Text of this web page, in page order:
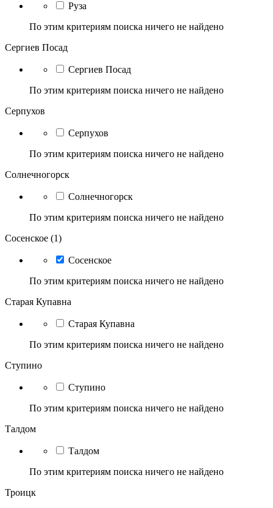
Руза
По этим критериям поиска ничего не найдено
Сергиев Посад
Сергиев Посад
По этим критериям поиска ничего не найдено
Серпухов
Серпухов
По этим критериям поиска ничего не найдено
Солнечногорск
Солнечногорск
По этим критериям поиска ничего не найдено
Сосенское (1)
Сосенское
По этим критериям поиска ничего не найдено
Старая Купавна
Старая Купавна
По этим критериям поиска ничего не найдено
Ступино
Ступино
По этим критериям поиска ничего не найдено
Талдом
Талдом
По этим критериям поиска ничего не найдено
Троицк